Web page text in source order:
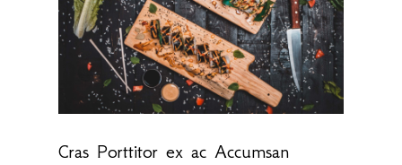
Cras Porttitor ex ac Accumsan